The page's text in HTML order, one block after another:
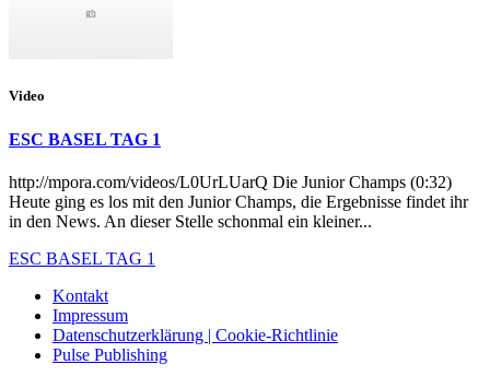
Video
ESC BASEL TAG 1
http://mpora.com/videos/L0UrLUarQ Die Junior Champs (0:32)
Heute ging es los mit den Junior Champs, die Ergebnisse findet ihr
in den News. An dieser Stelle schonmal ein kleiner...
ESC BASEL TAG 1
Kontakt
Impressum
Datenschutzerklärung | Cookie-Richtlinie
Pulse Publishing